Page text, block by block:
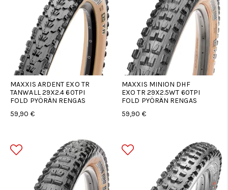
MAXXIS ARDENT EXO TR
TANWALL 29X2.4 60TPI
FOLD PYÖRÄN RENGAS
59,90 €
MAXXIS MINION DHF
EXO TR 29X2.5WT 60TPI
FOLD PYÖRÄN RENGAS
59,90 €